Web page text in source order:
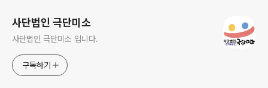
사단법인 극단미소
사단법인 극단미소 입니다.
구독하기